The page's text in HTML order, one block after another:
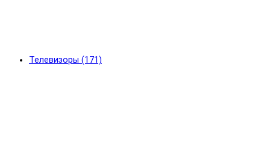
Телевизоры (171)